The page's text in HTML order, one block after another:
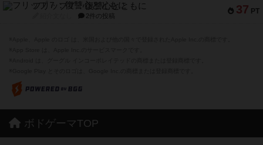
37 PT
フリップ７：復讐心とともに
2件の投稿
ボドゲーマTOP